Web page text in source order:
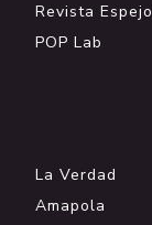
Revista Espejo
POP Lab
La Verdad
Amapola